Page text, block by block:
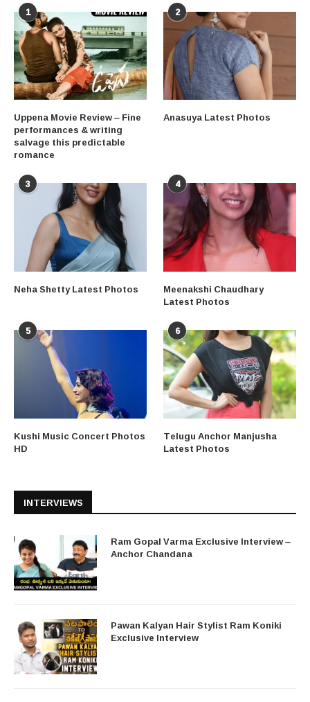
1
Uppena Movie Review – Fine
performances & writing
salvage this predictable
romance
2
Anasuya Latest Photos
3
Neha Shetty Latest Photos
4
Meenakshi Chaudhary
Latest Photos
5
Kushi Music Concert Photos
HD
6
Telugu Anchor Manjusha
Latest Photos
INTERVIEWS
Ram Gopal Varma Exclusive Interview –
Anchor Chandana
Pawan Kalyan Hair Stylist Ram Koniki
Exclusive Interview